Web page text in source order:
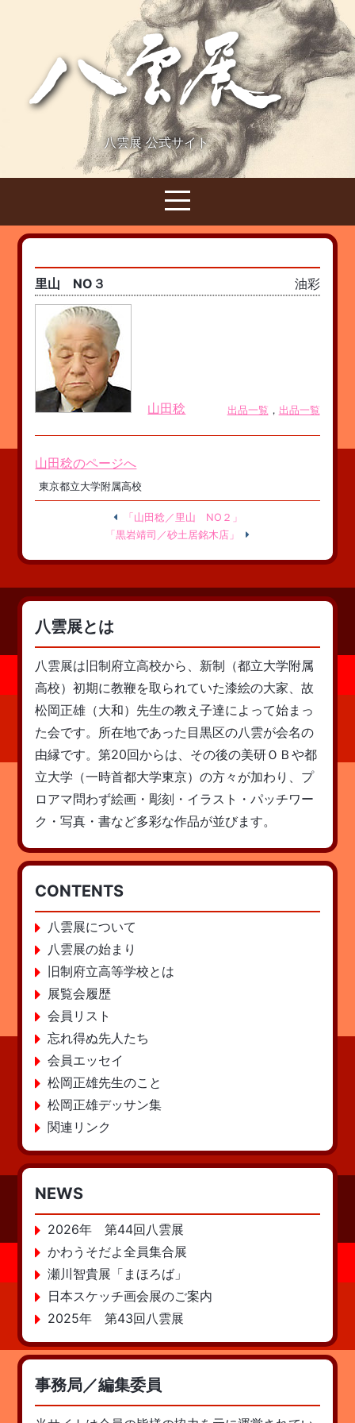
八雲展 公式サイト
里山 NO３ 油彩
山田稔 出品一覧 ， 出品一覧
山田稔のページへ
東京都立大学附属高校
「山田稔／里山 NO２」
「黒岩靖司／砂土居銘木店」
八雲展とは
八雲展は旧制府立高校から、新制（都立大学附属
高校）初期に教鞭を取られていた漆絵の大家、故
松岡正雄（大和）先生の教え子達によって始まっ
た会です。所在地であった目黒区の八雲が会名の
由縁です。第20回からは、その後の美研ＯＢや都
立大学（一時首都大学東京）の方々が加わり、プ
ロアマ問わず絵画・彫刻・イラスト・パッチワー
ク・写真・書など多彩な作品が並びます。
CONTENTS
八雲展について
八雲展の始まり
旧制府立高等学校とは
展覧会履歴
会員リスト
忘れ得ぬ先人たち
会員エッセイ
松岡正雄先生のこと
松岡正雄デッサン集
関連リンク
NEWS
2026年 第44回八雲展
かわうそだよ全員集合展
瀬川智貴展「まほろば」
日本スケッチ画会展のご案内
2025年 第43回八雲展
事務局／編集委員